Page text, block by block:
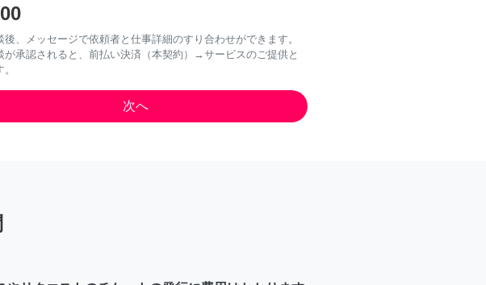
後、メッセージで依頼者と仕事詳細のすり合わせができます。
が承認されると、前払い決済（本契約）→サービスのご提供と